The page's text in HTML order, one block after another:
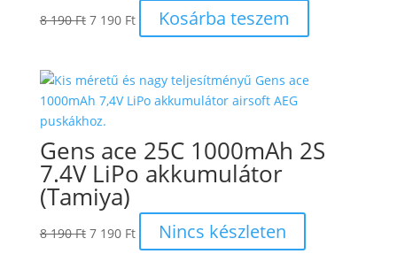
8 190Ft Original
8
190 Ft.
7 190 Ft Current
price
7
190 Ft.
Kosárba teszem
Gens ace 25C 1000mAh 2S
7.4V LiPo akkumulátor
(Tamiya)
8 190Ft Original
7 190 Ft Current
price
Nincs készleten